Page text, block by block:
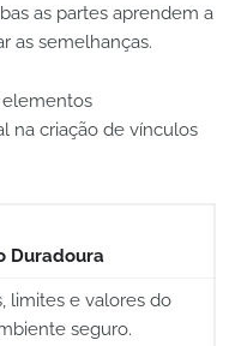
as partes aprendem a
as semelhanças.
elementos
na criação de vínculos
Duradoura
limites e valores do
seguro.